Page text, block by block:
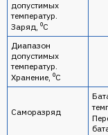
допустимых
температур.
Заряд, ⁰С
Диапазон
допустимых
температур.
Хранение, ⁰С
Саморазряд